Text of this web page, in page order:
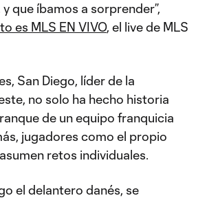
que íbamos a sorprender”,
es MLS EN VIVO, el live de MLS
San Diego, líder de la
no solo ha hecho historia
de un equipo franquicia
jugadores como el propio
asumen retos individuales.
el delantero danés, se